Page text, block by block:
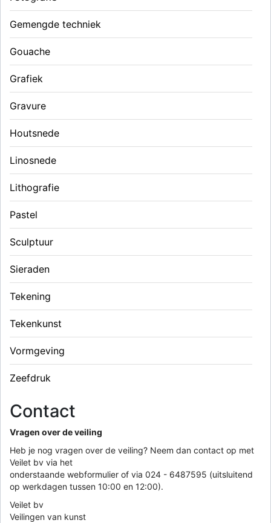
Gemengde techniek
Gouache
Grafiek
Gravure
Houtsnede
Linosnede
Lithografie
Pastel
Sculptuur
Sieraden
Tekening
Tekenkunst
Vormgeving
Zeefdruk
Contact
Vragen over de veiling
Heb je nog vragen over de veiling? Neem dan contact op met
Veilet bv via het
onderstaande webformulier of via 024 - 6487595 (uitsluitend
op werkdagen tussen 10:00 en 12:00).
Veilet bv
Veilingen van kunst